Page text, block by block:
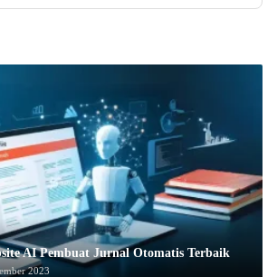
AI Pembuat Jurnal Otomatis Terbaik
2023